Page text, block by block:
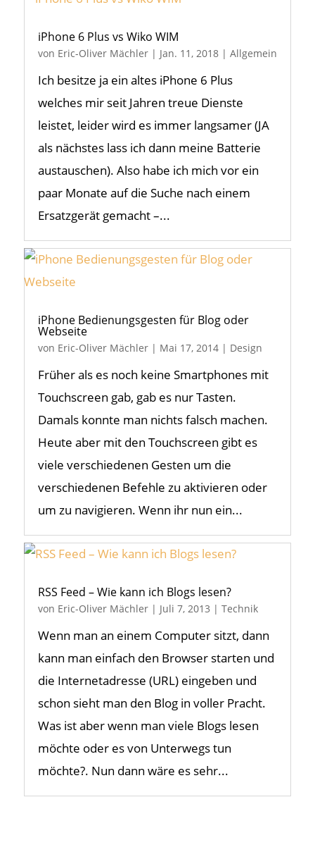
iPhone 6 Plus vs Wiko WIM
von Eric-Oliver Mächler| Jan. 11, 2018| Allgemein
Ich besitze ja ein altes iPhone 6 Plus
welches mir seit Jahren treue Dienste
leistet, leider wird es immer langsamer (JA
als nächstes lass ich dann meine Batterie
austauschen). Also habe ich mich vor ein
paar Monate auf die Suche nach einem
Ersatzgerät gemacht –...
iPhone Bedienungsgesten für Blog oder
Webseite
von Eric-Oliver Mächler| Mai 17, 2014| Design
Früher als es noch keine Smartphones mit
Touchscreen gab, gab es nur Tasten.
Damals konnte man nichts falsch machen.
Heute aber mit den Touchscreen gibt es
viele verschiedenen Gesten um die
verschiedenen Befehle zu aktivieren oder
um zu navigieren. Wenn ihr nun ein...
RSS Feed – Wie kann ich Blogs lesen?
von Eric-Oliver Mächler| Juli 7, 2013 | Technik
Wenn man an einem Computer sitzt, dann
kann man einfach den Browser starten und
die Internetadresse (URL) eingeben und
schon sieht man den Blog in voller Pracht.
Was ist aber wenn man viele Blogs lesen
möchte oder es von Unterwegs tun
möchte?. Nun dann wäre es sehr...